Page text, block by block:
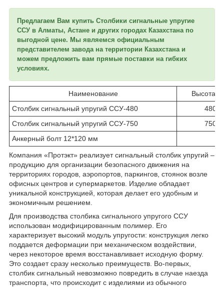
Предлагаем Вам купить Столбики сигнальные упругие
ССУ в Алматы, Астане и других городах Казахстана по
выгодной цене. Мы являемся официальным
представителем завода на территории Казахстана и
можем предложить вам прямые поставки на гибких
условиях.
Наименование
Высота,
Столбик сигнальный упругий ССУ-480
480
Столбик сигнальный упругий ССУ-750
750
Анкерный болт 12*120 мм
Компания «Протэкт» реализует сигнальный столбик упругий –
продукцию для организации безопасного движения на
территориях городов, аэропортов, паркингов, стоянок возле
офисных центров и супермаркетов. Изделие обладает
уникальной конструкцией, которая делает его удобным и
экономичным решением.
Для производства столбика сигнального упругого ССУ
использован модифицированным полимер. Его
характеризует высокий модуль упругости: конструкция легко
поддается деформации при механическом воздействии,
через некоторое время восстанавливает исходную форму.
Это создает сразу несколько преимуществ. Во-первых,
столбик сигнальный невозможно повредить в случае наезда
транспорта, что происходит с изделиями из обычного